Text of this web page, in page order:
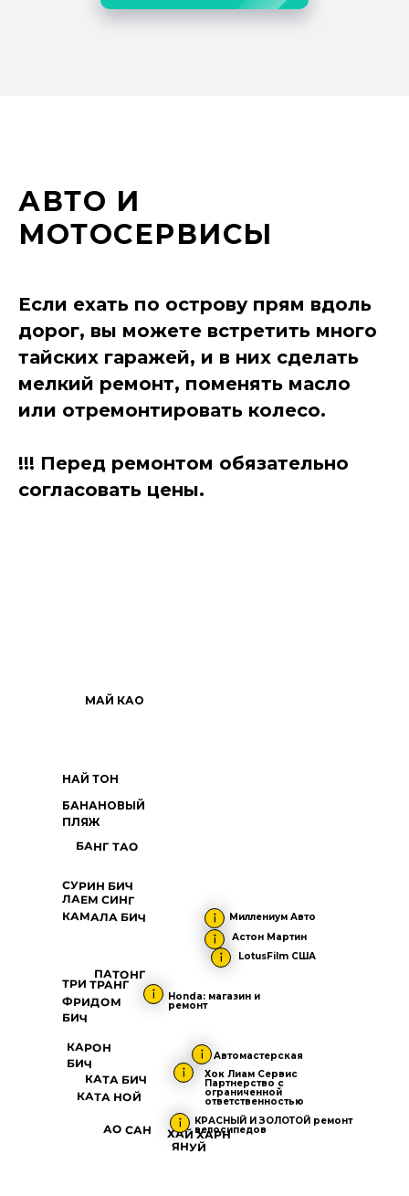
АВТО И
МОТОСЕРВИСЫ
Если ехать по острову прям вдоль
дорог, вы можете встретить много
тайских гаражей, и в них сделать
мелкий ремонт, поменять масло
или отремонтировать колесо.
!!! Перед ремонтом обязательно
согласовать цены.
Автомастерская
LotusFilm США
МАЙ КАО
НАЙ ТОН
БАНАНОВЫЙ
ПЛЯЖ
БАНГ ТАО
СУРИН БИЧ
ЛАЕМ СИНГ
КАМАЛА БИЧ
ПАТОНГ
ТРИ ТРАНГ
ФРИДОМ
БИЧ
КАРОН
БИЧ
КАТА БИЧ
КАТА НОЙ
АО САН ХАЙ ХАРН
ЯНУЙ
Honda: магазин и
ремонт
Астон Мартин
Миллениум Авто
Хок Лиам Сервис
Партнерство с
ограниченной
ответственностью
КРАСНЫЙ И ЗОЛОТОЙ ремонт
велосипедов